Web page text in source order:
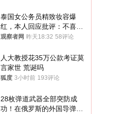
泰国女公务员精致妆容爆
红，本人回应批评：不喜欢
就别看
观察者网 昨天18:32 58评论
人大教授花35万公款考证莫
言家世 荒诞吗
狐度 3小时前 193评论
28枚弹道武器全部突防成
功！在俄罗斯的外国导弹发